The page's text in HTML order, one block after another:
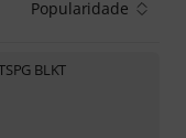
Popularidade
BLKT